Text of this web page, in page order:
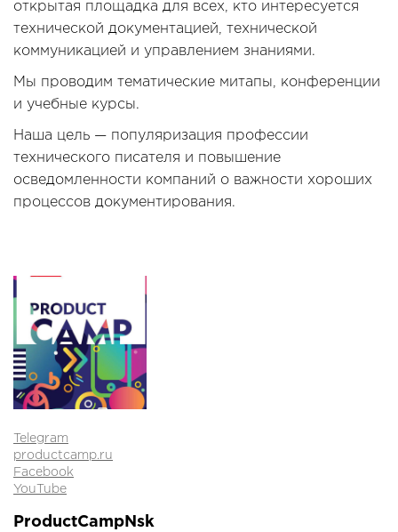
открытая площадка для всех, кто интересуется
технической документацией, технической
коммуникацией и управлением знаниями.
Мы проводим тематические митапы, конференции
и учебные курсы.
Наша цель — популяризация профессии
технического писателя и повышение
осведомленности компаний о важности хороших
процессов документирования.
Telegram
productcamp.ru
Facebook
YouTube
ProductCampNsk